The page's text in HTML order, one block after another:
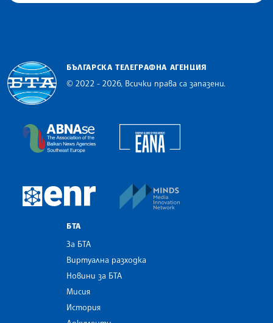
БЪЛГАРСКА ТЕЛЕГРАФНА АГЕНЦИЯ
© 2022 - 2026, Всички права са запазени.
The Assocoation of the Balkan News Agencies
European Newsroom
БТА
За БТА
Виртуална разходка
Новини за БТА
Мисия
История